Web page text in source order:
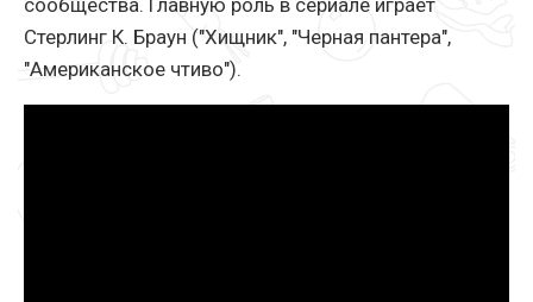
сообщества. Главную роль в сериале играет
Стерлинг К. Браун ("Хищник", "Черная пантера",
"Американское чтиво").